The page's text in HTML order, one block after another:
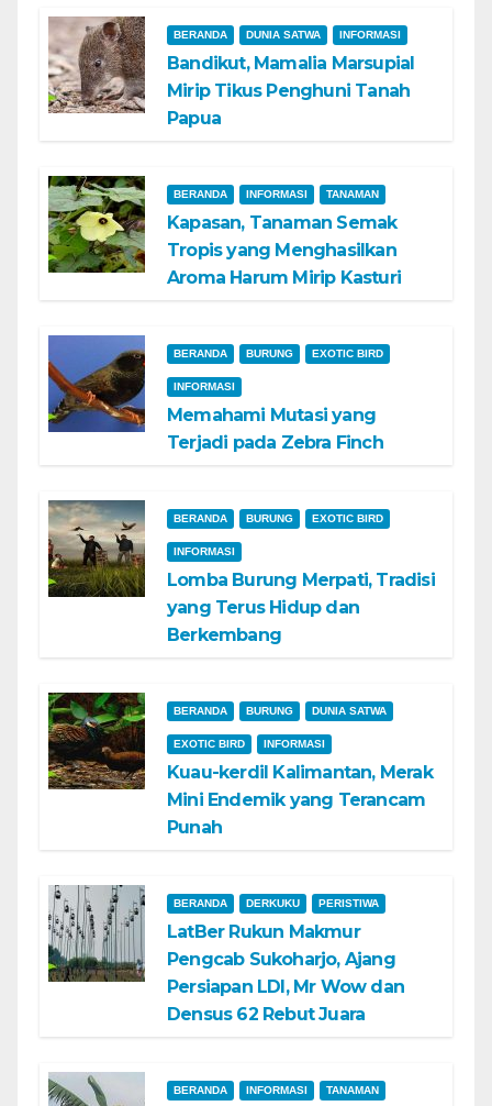
BERANDA DUNIA SATWA INFORMASI
Bandikut, Mamalia Marsupial
Mirip Tikus Penghuni Tanah
Papua
BERANDA INFORMASI TANAMAN
Kapasan, Tanaman Semak
Tropis yang Menghasilkan
Aroma Harum Mirip Kasturi
BERANDA BURUNG EXOTIC BIRD
INFORMASI
Memahami Mutasi yang
Terjadi pada Zebra Finch
BERANDA BURUNG EXOTIC BIRD
INFORMASI
Lomba Burung Merpati, Tradisi
yang Terus Hidup dan
Berkembang
BERANDA BURUNG DUNIA SATWA
EXOTIC BIRD INFORMASI
Kuau-kerdil Kalimantan, Merak
Mini Endemik yang Terancam
Punah
BERANDA DERKUKU PERISTIWA
LatBer Rukun Makmur
Pengcab Sukoharjo, Ajang
Persiapan LDI, Mr Wow dan
Densus 62 Rebut Juara
BERANDA INFORMASI TANAMAN